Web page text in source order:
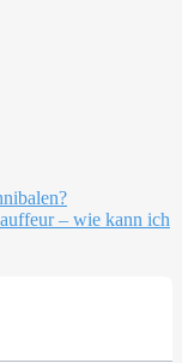
– wie kann ich